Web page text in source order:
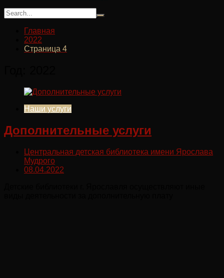
Главная
2022
Страница 4
Наши услуги
Дополнительные услуги
Центральная детская библиотека имени Ярослава
Мудрого
08.04.2022